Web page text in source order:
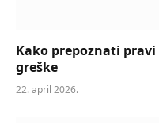
Kako prepoznati pravi
greške
22. april 2026.